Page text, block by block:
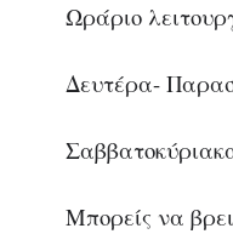
Ωράριο
Δευτέρα-
Μπορείς να